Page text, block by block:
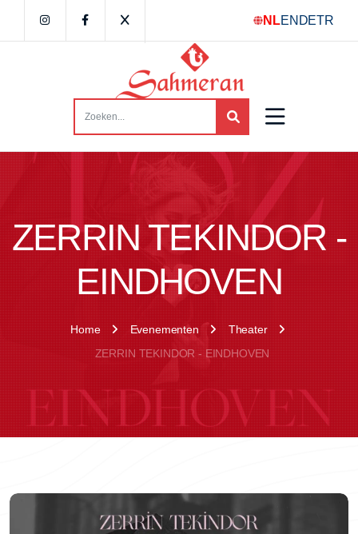
NLEN DETR
ZERRIN TEKINDOR -
EINDHOVEN
Home Evenementen
Theater
ZERRIN TEKINDOR - EINDHOVEN